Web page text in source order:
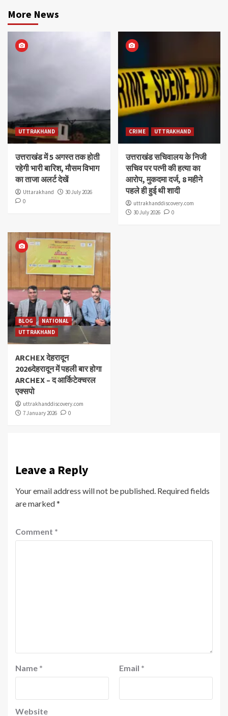
More News
UTTRAKHAND
उत्तराखंड में 5 अगस्त तक होती
रहेगी भारी बारिश, मौसम विभाग
का ताजा अलर्ट देखें
Uttarakhand
30 July 2026
0
CRIME UTTRAKHAND
उत्तराखंड सचिवालय के निजी
सचिव पर पत्नी की हत्या का
आरोप, मुकदमा दर्ज, 8 महीने
पहले ही हुई थी शादी
uttrakhanddiscovery.com
30 July 2026
0
BLOG
NATIONAL
UTTRAKHAND
ARCHEX देहरादून
2026देहरादून में पहली बार होगा
ARCHEX – द आर्किटेक्चरल
एक्सपो
uttrakhanddiscovery.com
7 January 2026
0
Leave a Reply
Your email address will not be published. Required fields
are marked*
Comment *
Name * Email *
Website